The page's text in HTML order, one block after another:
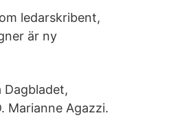
ledarskribent,
är ny
Dagbladet,
Marianne Agazzi.